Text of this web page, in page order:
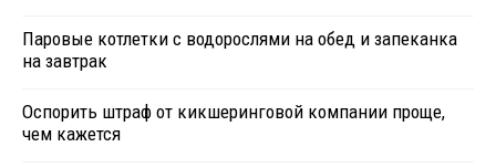
Паровые котлетки с водорослями на обед и запеканка
на завтрак
Оспорить штраф от кикшеринговой компании проще,
чем кажется